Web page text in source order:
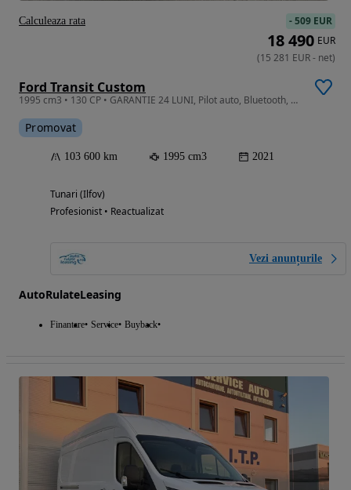
Ford Transit Custom
1995 cm3 • 130 CP • GARANTIE 24 LUNI, Pilot auto, Bluetooth, Senzori parcare, AC
Promovat
103 600 km 1995 cm3 2021
Tunari (Ilfov)
Profesionist • Reactualizat
Vezi anunțurile
AutoRulateLeasing
Finantare Service Buyback
-509 EUR
18 490 EUR
(15 281 EUR- net)
Calculeaza rata